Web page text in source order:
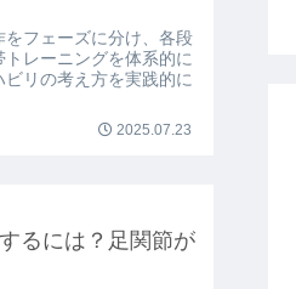
フェーズに分け、各段
レーニングを体系的に
リの考え方を実践的に
2025.07.23
るには？足関節が